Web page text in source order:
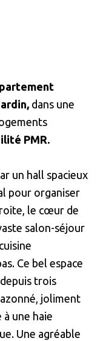
, dans une
PMR.
un hall spacieux
pour organiser
le cœur de
salon-séjour
Ce bel espace
trois
joliment
à une haie
Une agréable